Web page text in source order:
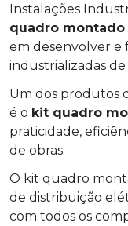
Instalações
quadro
em desenvolver e
industrializadas
Um dos produtos
é o kit quadro
praticidade,
de obras.
O kit quadro
de distribuição
com todos os